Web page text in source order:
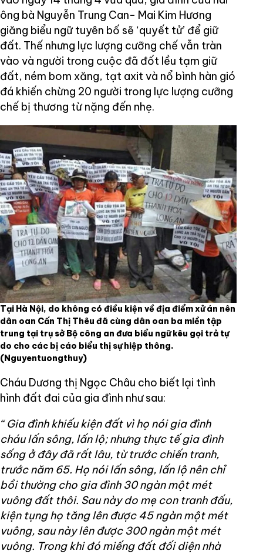
ông bà Nguyễn Trung Can- Mai Kim Hương
giăng biểu ngữ tuyên bố sẽ ‘quyết tử’ để giữ
đất. Thế nhưng lực lượng cưỡng chế vẫn tràn
vào và người trong cuộc đã đốt lều tạm giữ
đất, ném bom xăng, tạt axit và nổ bình hàn gió
đá khiến chừng 20 người trong lực lượng cưỡng
chế bị thương từ nặng đến nhẹ.
Tại Hà Nội, do không có điều kiện về địa điểm xử án nên
dân oan Cấn Thị Thêu đã cùng dân oan ba miền tập
trung tại trụ sở Bộ công an đưa biểu ngữ kêu gọi trả tự
do cho các bị cáo biểu thị sự hiệp thông.
(Nguyentuongthuy)
Cháu Dương thị Ngọc Châu cho biết lại tình
hình đất đai của gia đình như sau:
“ Gia đình khiếu kiện đất vì họ nói gia đình
cháu lấn sông, lấn lộ; nhưng thực tế gia đình
sống ở đây đã rất lâu, từ trước chiến tranh,
trước năm 65. Họ nói lấn sông, lấn lộ nên chỉ
bồi thường cho gia đình 30 ngàn một mét
vuông đất thôi. Sau này do mẹ con tranh đấu,
kiện tụng họ tăng lên được 45 ngàn một mét
vuông, sau này lên được 300 ngàn một mét
vuông. Trong khi đó miếng đất đối diện nhà